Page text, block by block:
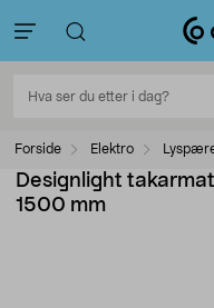
Forside Elektro
Designlight
1500 mm